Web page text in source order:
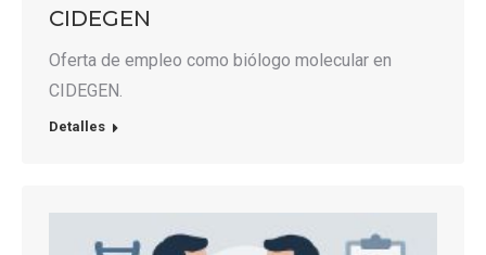
CIDEGEN
Oferta de empleo como biólogo molecular en
CIDEGEN.
Detalles